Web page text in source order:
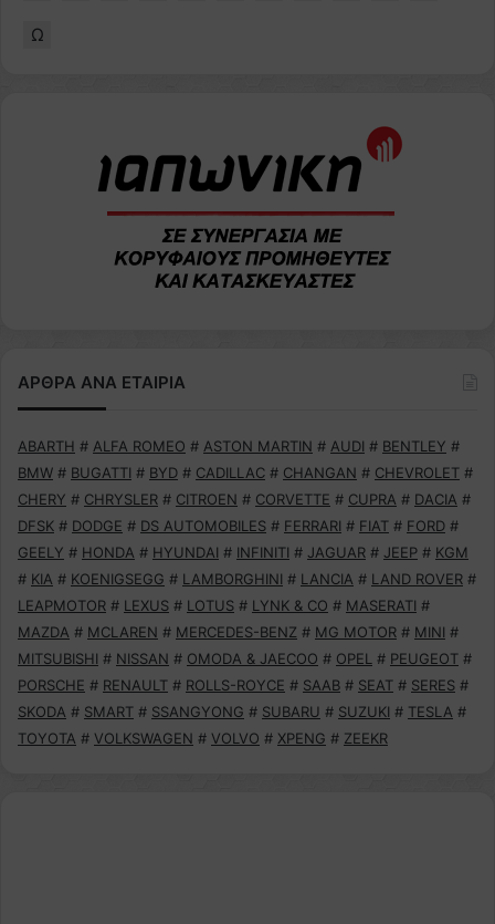
Ω
ΑΡΘΡΑ ΑΝΑ ΕΤΑΙΡΙΑ
ABARTH # ALFA ROMEO # ASTON MARTIN # AUDI # BENTLEY #
BMW # BUGATTI # BYD # CADILLAC # CHANGAN # CHEVROLET #
CHERY # CHRYSLER # CITROEN # CORVETTE # CUPRA # DACIA #
DFSK # DODGE # DS AUTOMOBILES # FERRARI # FIAT # FORD #
GEELY # HONDA # HYUNDAI # INFINITI # JAGUAR # JEEP # KGM
# KIA # KOENIGSEGG # LAMBORGHINI # LANCIA # LAND ROVER #
LEAPMOTOR # LEXUS # LOTUS # LYNK & CO # MASERATI #
MAZDA # MCLAREN # MERCEDES-BENZ # MG MOTOR # MINI #
MITSUBISHI # NISSAN # OMODA & JAECOO # OPEL # PEUGEOT #
PORSCHE # RENAULT # ROLLS-ROYCE # SAAB # SEAT # SERES #
SKODA # SMART # SSANGYONG # SUBARU # SUZUKI # TESLA #
TOYOTA # VOLKSWAGEN # VOLVO # XPENG # ZEEKR